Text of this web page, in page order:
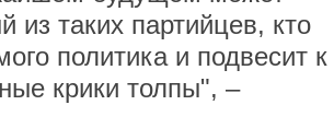
из таких партийцев, кто
политика и подвесит к
крики толпы", –